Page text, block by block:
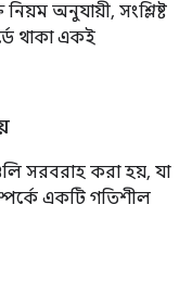
অনুযায়ী, সংশ্লিষ্ট
থাকা একই
সরবরাহ করা হয়, যা
একটি গতিশীল